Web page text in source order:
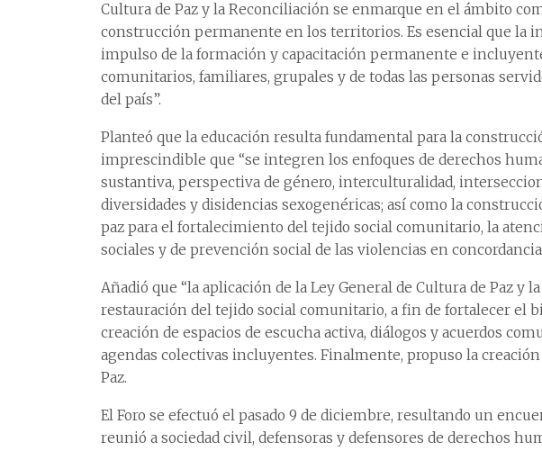
Cultura de Paz y la Reconciliación se enmarque en el ámbito
construcción permanente en los territorios. Es esencial que la
impulso de la formación y capacitación permanente e
comunitarios, familiares, grupales y de todas las personas
del país”.
Planteó que la educación resulta fundamental para la
imprescindible que “se integren los enfoques de derechos
sustantiva, perspectiva de género, interculturalidad,
diversidades y disidencias sexogenéricas; así como la
paz para el fortalecimiento del tejido social comunitario, la
sociales y de prevención social de las violencias en
Añadió que “la aplicación de la Ley General de Cultura de Paz y
restauración del tejido social comunitario, a fin de fortalecer el
creación de espacios de escucha activa, diálogos y acuerdos
agendas colectivas incluyentes. Finalmente, propuso la
Paz.
El Foro se efectuó el pasado 9 de diciembre, resultando un
reunió a sociedad civil, defensoras y defensores de derechos